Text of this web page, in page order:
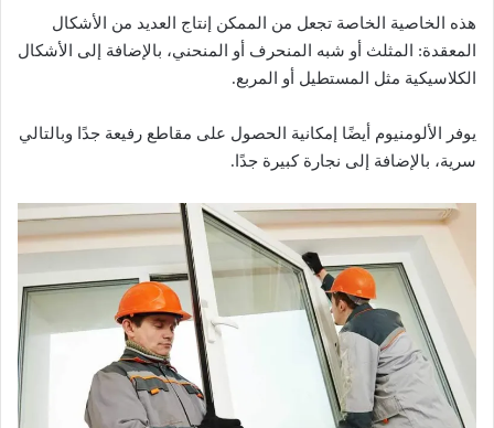
هذه الخاصية الخاصة تجعل من الممكن إنتاج العديد من الأشكال
المعقدة: المثلث أو شبه المنحرف أو المنحني، بالإضافة إلى الأشكال
الكلاسيكية مثل المستطيل أو المربع.
يوفر الألومنيوم أيضًا إمكانية الحصول على مقاطع رفيعة جدًا وبالتالي
سرية، بالإضافة إلى نجارة كبيرة جدًا.